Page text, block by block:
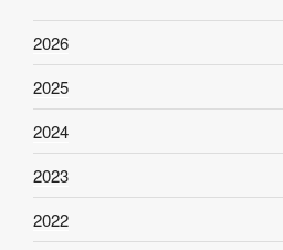
2026
2025
2024
2023
2022